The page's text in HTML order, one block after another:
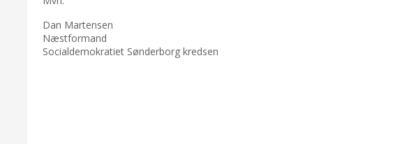
Dan Martensen
Næstformand
Socialdemokratiet Sønderborg kredsen